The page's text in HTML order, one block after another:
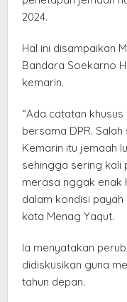
2024.
Hal ini disampaikan
Bandara Soekarno
kemarin.
“Ada catatan
bersama DPR.
Kemarin itu jemaah
sehingga sering kali
merasa nggak enak
dalam kondisi payah
kata Menag Yaqut.
Ia menyatakan
didiskusikan guna
tahun depan.